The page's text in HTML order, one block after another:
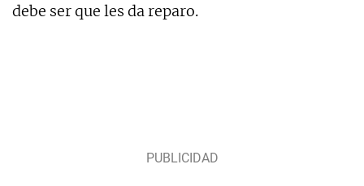
debe ser que les da reparo.